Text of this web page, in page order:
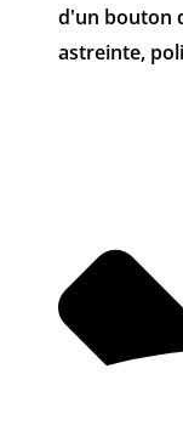
d'un bouton
astreinte,